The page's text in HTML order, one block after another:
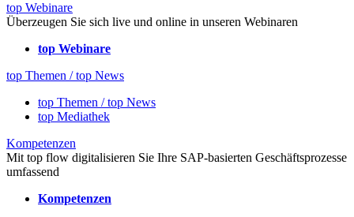
top Webinare
Überzeugen Sie sich live und online in unseren Webinaren
top Webinare
top Themen / top News
top Themen / top News
top Mediathek
Kompetenzen
Mit top flow digitalisieren Sie Ihre SAP-basierten Geschäftsprozesse
umfassend
Kompetenzen